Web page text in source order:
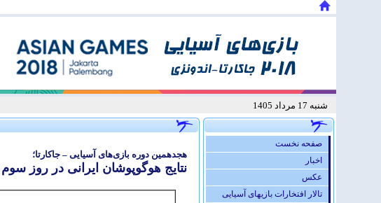
شنبه 17 مرداد 1405
هجدهمین دوره بازی‌های آسیایی – جاکارتا؛
نتایج هوگوپوشان ایرانی در روز سوم
صفحه نخست
اخبار
عكس
تالار افتخارات بازیهای آسیایی